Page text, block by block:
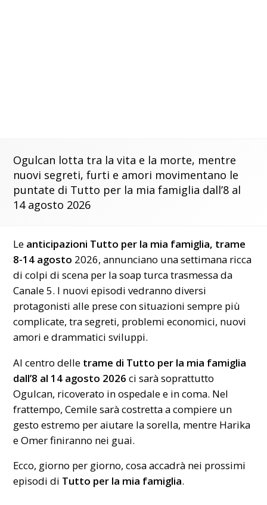
Ogulcan lotta tra la vita e la morte, mentre
nuovi segreti, furti e amori movimentano le
puntate di Tutto per la mia famiglia dall’8 al
14 agosto 2026
Le anticipazioni Tutto per la mia famiglia, trame
8-14 agosto 2026, annunciano una settimana ricca
di colpi di scena per la soap turca trasmessa da
Canale 5. I nuovi episodi vedranno diversi
protagonisti alle prese con situazioni sempre più
complicate, tra segreti, problemi economici, nuovi
amori e drammatici sviluppi.
Al centro delle trame di Tutto per la mia famiglia
dall’8 al 14 agosto 2026 ci sarà soprattutto
Ogulcan, ricoverato in ospedale e in coma. Nel
frattempo, Cemile sarà costretta a compiere un
gesto estremo per aiutare la sorella, mentre Harika
e Omer finiranno nei guai.
Ecco, giorno per giorno, cosa accadrà nei prossimi
episodi di Tutto per la mia famiglia.